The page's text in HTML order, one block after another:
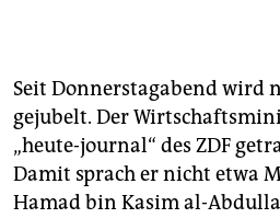
Seit Donnerstagabend wird
gejubelt. Der
„heute-journal“ des ZDF
Damit sprach er nicht etwa
Hamad bin Kasim al-